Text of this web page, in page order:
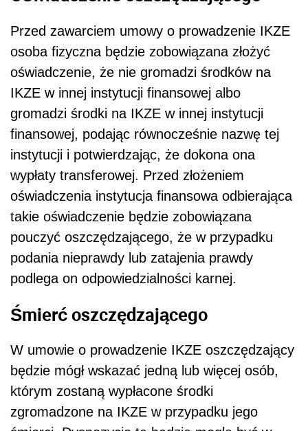
Przed zawarciem umowy o prowadzenie IKZE
osoba fizyczna będzie zobowiązana złożyć
oświadczenie, że nie gromadzi środków na
IKZE w innej instytucji finansowej albo
gromadzi środki na IKZE w innej instytucji
finansowej, podając równocześnie nazwę tej
instytucji i potwierdzając, że dokona ona
wypłaty transferowej. Przed złożeniem
oświadczenia instytucja finansowa odbierająca
takie oświadczenie będzie zobowiązana
pouczyć oszczędzającego, że w przypadku
podania nieprawdy lub zatajenia prawdy
podlega on odpowiedzialności karnej.
Śmierć oszczędzającego
W umowie o prowadzenie IKZE oszczędzający
będzie mógł wskazać jedną lub więcej osób,
którym zostaną wypłacone środki
zgromadzone na IKZE w przypadku jego